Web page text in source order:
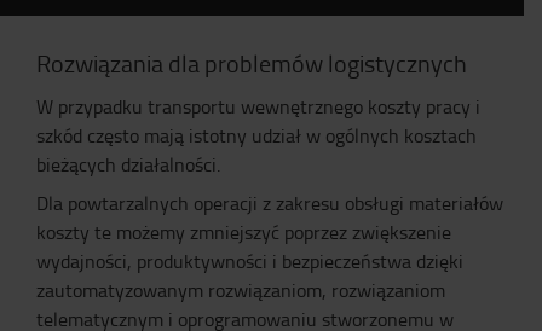
Rozwiązania dla problemów logistycznych
W przypadku transportu wewnętrznego koszty pracy i
szkód często mają istotny udział w ogólnych kosztach
bieżących działalności.
Dla powtarzalnych operacji z zakresu obsługi materiałów
koszty te możemy zmniejszyć poprzez zwiększenie
wydajności, produktywności i bezpieczeństwa dzięki
zautomatyzowanym rozwiązaniom, rozwiązaniom
telematycznym i oprogramowaniu stworzonemu w